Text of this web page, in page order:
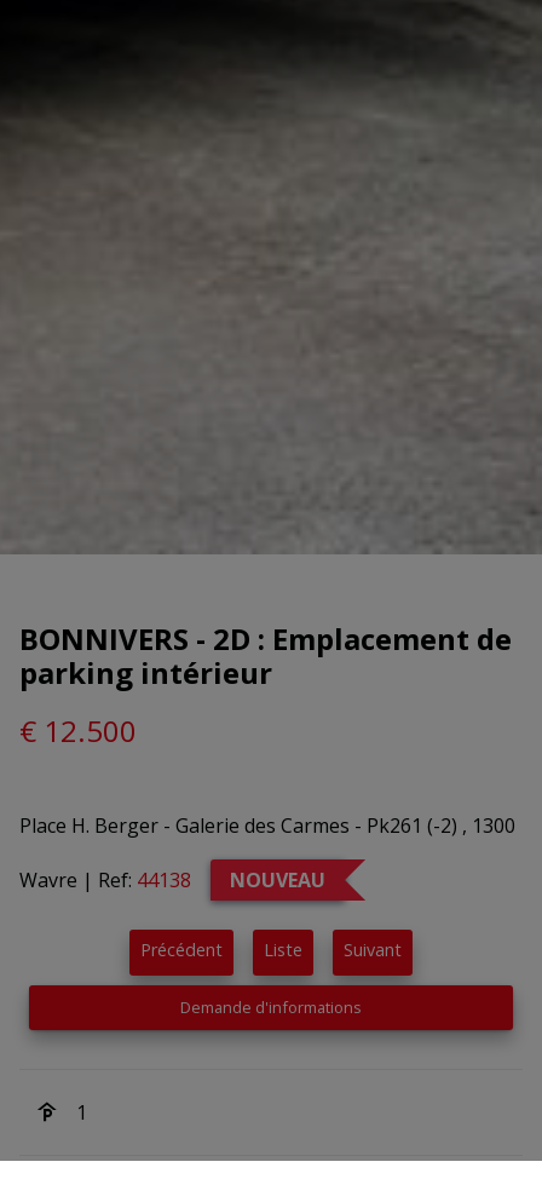
BONNIVERS - 2D : Emplacement de
parking intérieur
€ 12.500
Place H. Berger - Galerie des Carmes - Pk261 (-2) , 1300
Wavre | Ref: 44138 NOUVEAU
Précédent Liste Suivant
Demande d'informations
1